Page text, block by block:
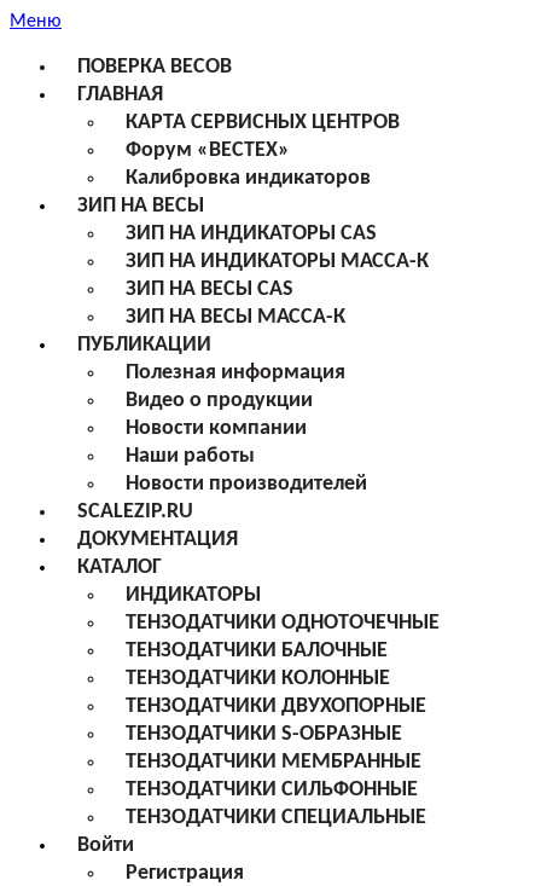
Меню
ПОВЕРКА ВЕСОВ
ГЛАВНАЯ
КАРТА СЕРВИСНЫХ ЦЕНТРОВ
Форум «ВЕСТЕХ»
Калибровка индикаторов
ЗИП НА ВЕСЫ
ЗИП НА ИНДИКАТОРЫ CAS
ЗИП НА ИНДИКАТОРЫ МАССА-К
ЗИП НА ВЕСЫ CAS
ЗИП НА ВЕСЫ МАССА-К
ПУБЛИКАЦИИ
Полезная информация
Видео о продукции
Новости компании
Наши работы
Новости производителей
SCALEZIP.RU
ДОКУМЕНТАЦИЯ
КАТАЛОГ
ИНДИКАТОРЫ
ТЕНЗОДАТЧИКИ ОДНОТОЧЕЧНЫЕ
ТЕНЗОДАТЧИКИ БАЛОЧНЫЕ
ТЕНЗОДАТЧИКИ КОЛОННЫЕ
ТЕНЗОДАТЧИКИ ДВУХОПОРНЫЕ
ТЕНЗОДАТЧИКИ S-ОБРАЗНЫЕ
ТЕНЗОДАТЧИКИ МЕМБРАННЫЕ
ТЕНЗОДАТЧИКИ СИЛЬФОННЫЕ
ТЕНЗОДАТЧИКИ СПЕЦИАЛЬНЫЕ
Войти
Регистрация